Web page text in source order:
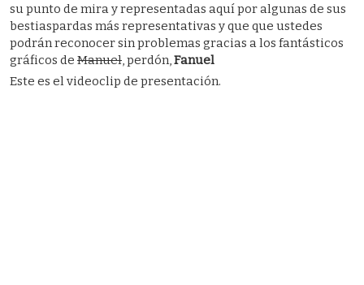
su punto de mira y representadas aquí por algunas de sus
bestiaspardas más representativas y que que ustedes
podrán reconocer sin problemas gracias a los fantásticos
gráficos de Manuel, perdón,Fanuel
Este es el videoclip de presentación.